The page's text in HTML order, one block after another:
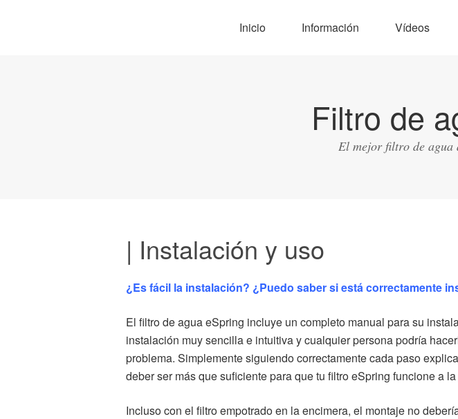
Inicio Información Vídeos
Filtro de
El mejor filtro de agua
| Instalación y uso
¿Es fácil la instalación? ¿Puedo saber si está correctamente
El filtro de agua eSpring incluye un completo manual para su
instalación muy sencilla e intuitiva y cualquier persona podría
problema. Simplemente siguiendo correctamente cada paso
deber ser más que suficiente para que tu filtro eSpring funcione a
Incluso con el filtro empotrado en la encimera, el montaje no